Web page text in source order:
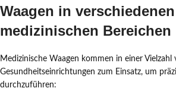
Waagen in verschiedenen
medizinischen Bereichen
Medizinische Waagen kommen in einer Vielzahl
Gesundheitseinrichtungen zum Einsatz, um
durchzuführen: